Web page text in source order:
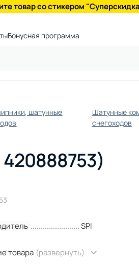
товар со стикером
Бонусная программа
шатунные
Шатунные
снегоходов
420888753)
SPI
товара (развернуть)